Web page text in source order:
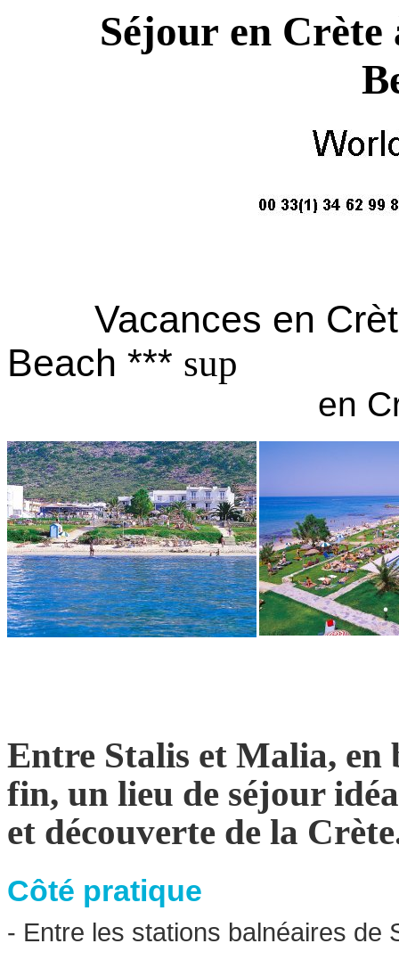
Séjour en
Vacances en
Beach *** sup
en
Entre Stalis et Malia, en
fin, un lieu de séjour
et découverte de la
Côté pratique
- Entre les stations balnéaires de